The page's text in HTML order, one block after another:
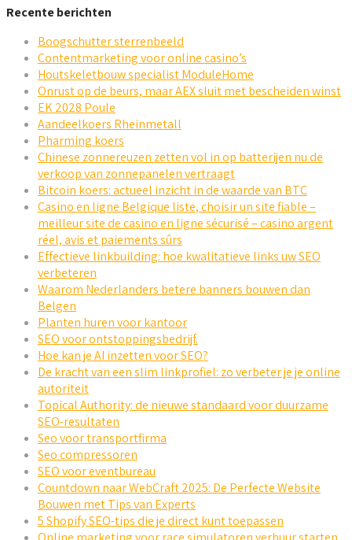
Recente berichten
Boogschutter sterrenbeeld
Contentmarketing voor online casino’s
Houtskeletbouw specialist ModuleHome
Onrust op de beurs, maar AEX sluit met bescheiden winst
EK 2028 Poule
Aandeelkoers Rheinmetall
Pharming koers
Chinese zonnereuzen zetten vol in op batterijen nu de
verkoop van zonnepanelen vertraagt
Bitcoin koers: actueel inzicht in de waarde van BTC
Casino en ligne Belgique liste, choisir un site fiable –
meilleur site de casino en ligne sécurisé – casino argent
réel, avis et paiements sûrs
Effectieve linkbuilding: hoe kwalitatieve links uw SEO
verbeteren
Waarom Nederlanders betere banners bouwen dan
Belgen
Planten huren voor kantoor
SEO voor ontstoppingsbedrijf.
Hoe kan je AI inzetten voor SEO?
De kracht van een slim linkprofiel: zo verbeter je je online
autoriteit
Topical Authority: de nieuwe standaard voor duurzame
SEO-resultaten
Seo voor transportfirma
Seo compressoren
SEO voor eventbureau
Countdown naar WebCraft 2025: De Perfecte Website
Bouwen met Tips van Experts
5 Shopify SEO-tips die je direct kunt toepassen